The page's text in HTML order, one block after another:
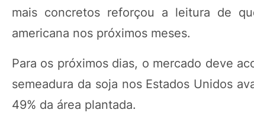
mais concretos reforçou a leitura de
americana nos próximos meses.
Para os próximos dias, o mercado deve
semeadura da soja nos Estados Unidos
49% da área plantada.